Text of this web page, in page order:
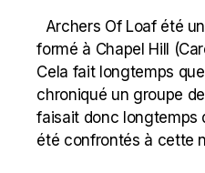
Archers Of Loaf été
formé à Chapel Hill
Cela fait longtemps
chroniqué un groupe
faisait donc longtemps
été confrontés à cette